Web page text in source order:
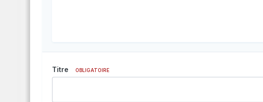
Titre OBLIGATOIRE